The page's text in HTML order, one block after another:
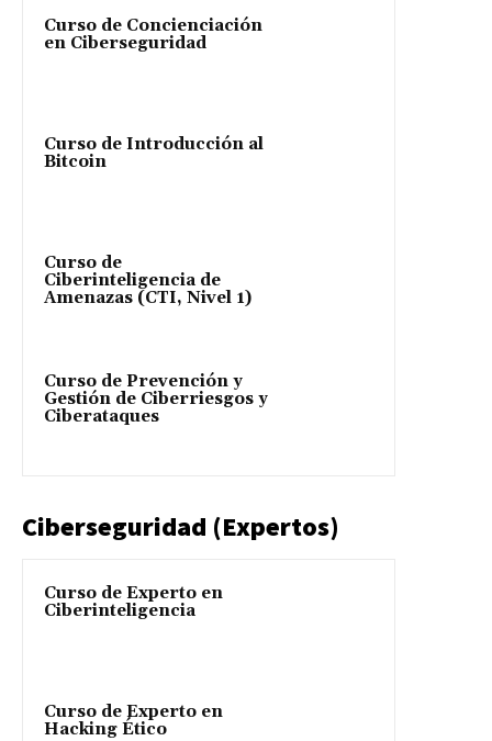
Curso de Concienciación
en Ciberseguridad
Curso de Introducción al
Bitcoin
Curso de
Ciberinteligencia de
Amenazas (CTI, Nivel 1)
Curso de Prevención y
Gestión de Ciberriesgos y
Ciberataques
Ciberseguridad (Expertos)
Curso de Experto en
Ciberinteligencia
Curso de Experto en
Hacking Ético